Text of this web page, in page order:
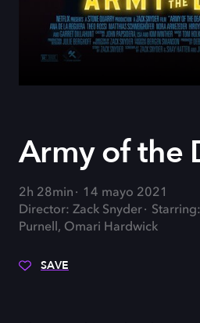
Army of the
2h 28min
14 mayo 2021
Director: Zack Snyder
Purnell, Omari Hardwick
SAVE